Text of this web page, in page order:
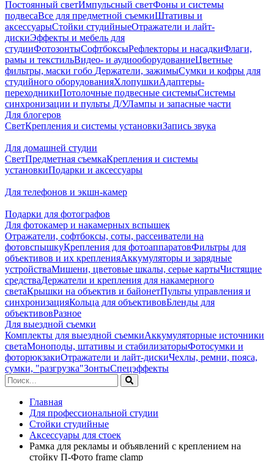
Постоянный светИмпульсный светФоны и системы
подвесаВсе для предметной съемкиШтативы и
аксессуарыСтойки студийныеОтражатели и лайт-
дискиЭффекты и мебель для
студииФотозонтыСофтбоксыРефлекторы и насадкиФлаги,
рамы и текстильВидео- и аудиооборудованиеЦветные
фильтры, маски гобо Держатели, зажимыСумки и кофры для
студийного оборудованияХлопушкиАдаптеры-
переходникиПотолочные подвесные системыСистемы
синхронизации и пульты Д/УЛампы и запасные части
Для блогеров
СветКрепления и системы установкиЗапись звука
Для домашней студии
СветПредметная съемкаКрепления и системы
установкиПодарки и аксессуары
Для телефонов и экшн-камер
Подарки для фотографов
Для фотокамер и накамерных вспышек
Отражатели, софтбоксы, соты, рассеиватели на
фотовспышкуКрепления для фотоаппаратовФильтры для
объективов и их крепленияАккумуляторы и зарядные
устройстваМишени, цветовые шкалы, серые картыЧистящие
средстваДержатели и крепления для накамерного
светаКрышки на объектив и байонетПульты управления и
синхронизацияКольца для объективовБленды для
объективовРазное
Для выездной съемки
Комплекты для выездной съемкиАккумуляторные источники
светаМоноподы, штативы и стабилизаторыФотосумки и
фоторюкзакиОтражатели и лайт-дискиЧехлы, ремни, пояса,
сумки, "разгрузка"ЗонтыСпецэффекты
Главная
Для профессиональной студии
Стойки студийные
Аксессуары для стоек
Рамка для рекламы и объявлений с креплением на
стойку П-Фото frame clamp